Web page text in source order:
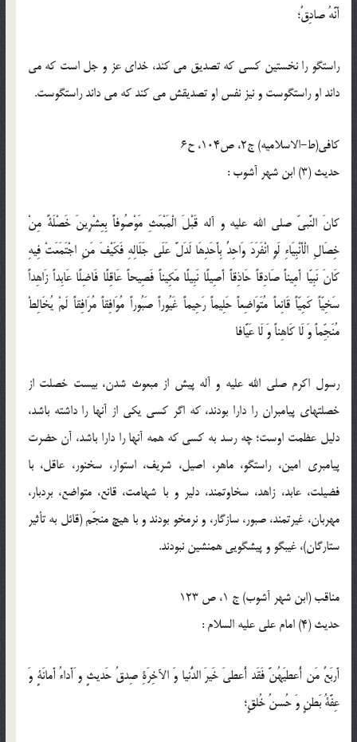
أَنَّهُ صادِقٌ؛
راستگو را نخستين كسى كه تصديق مى كند، خداى عز و جل است كه مى
داند او راستگوست و نيز نفس او تصديقش مى كند كه مى داند راستگوست.
كافى(ط-الاسلامیه) ج2، ص104، ح6
حدیث (3) ابن شهر آشوب :
كانَ النَّبىّ صلی الله علیه و آله قَبْلَ الْمَبْعَثِ مَوْصُوفاً بِعِشْرِينَ خَصْلَةً مِنْ
خِصَالِ الْأَنْبِيَاءِ لَوِ انْفَرَدَ وَاحِدٌ بِأَحَدِهَا لَدَلَّ عَلَى جَلَالِهِ فَكَيْفَ مَنِ اجْتَمَعَتْ فِيهِ
كَانَ نَبِيّا أَمِيناً صَادِقاً حَاذِقاً أَصِيلًا نَبِيلًا مَكِيناً فَصِيحاً عَاقِلًا فَاضِلًا عَابِداً زَاهِداً
سَخِيّاً كَمِيّاً قَانِعاً مُتَوَاضِعاً حَلِيماً رَحِيماً غَيُوراً صَبُوراً مُوَافِقاً مُرَافِقاً لَمْ يُخَالِطْ
مُنَجِّماً وَ لَا كَاهِناً وَ لَا عَيَّافا
رسول اكرم صلی الله علیه و آله پيش از مبعوث شدن، بيست خصلت از
خصلت‏هاى پيامبران را دارا بودند، كه اگر كسى يكى از آنها را داشته باشد،
دليل عظمت اوست؛ چه رسد به كسى كه همه آنها را دارا باشد، آن حضرت
پيامبرى امين، راستگو، ماهر، اصيل، شريف، استوار، سخنور، عاقل، با
فضيلت، عابد، زاهد، سخاوتمند، دلير و با شهامت، قانع، متواضع، بردبار،
مهربان، غيرتمند، صبور، سازگار، و نرم‏خو بودند و با هيچ منجّم (قائل به تأثير
ستارگان)، غيب‏گو و پيش‏گويى هم‏نشين نبودند.
مناقب (ابن شهر آشوب) ج 1، ص 123
حدیث (4) امام على عليه السلام :
أَربَعٌ مَن أُعطيَهُنَّ فَقَد أُعطىَ خَيرَ الدُّنيا وَ الآخِرَةِ صِدقُ حَديثٍ و َأَداءُ أَمانَةٍ وَ
عِفَّةُ بَطنٍ وَ حُسنُ خُلقٍ؛